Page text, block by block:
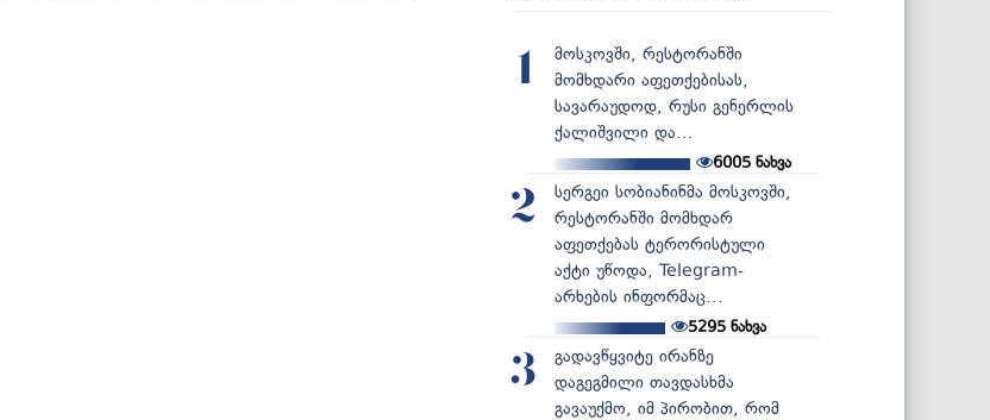
1
მოსკოვში, რესტორანში
მომხდარი აფეთქებისას,
სავარაუდოდ, რუსი გენერლის
ქალიშვილი და...
6005 ნახვა
2
სერგეი სობიანინმა მოსკოვში,
რესტორანში მომხდარ
აფეთქებას ტერორისტული
აქტი უწოდა, Telegram-
არხების ინფორმაც...
5295 ნახვა
3
გადავწყვიტე ირანზე
დაგეგმილი თავდასხმა
გავაუქმო, იმ პირობით, რომ